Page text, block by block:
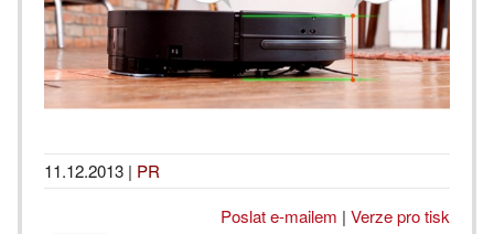
11.12.2013 | PR
Poslat e-mailem | Verze pro tisk